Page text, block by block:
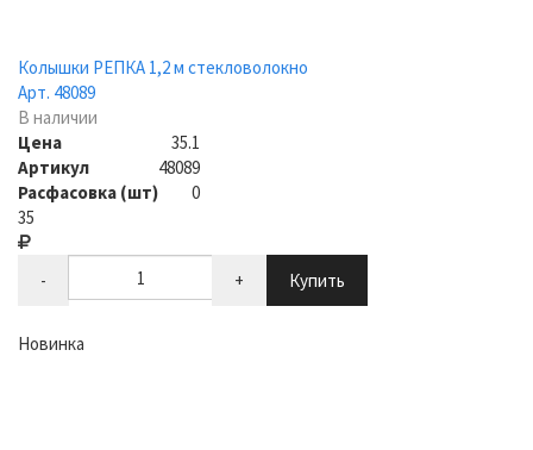
Колышки РЕПКА 1,2 м стекловолокно
Арт. 48089
В наличии
Цена
35.1
Артикул
48089
Расфасовка (шт)
0
35
- + Купить
Новинка